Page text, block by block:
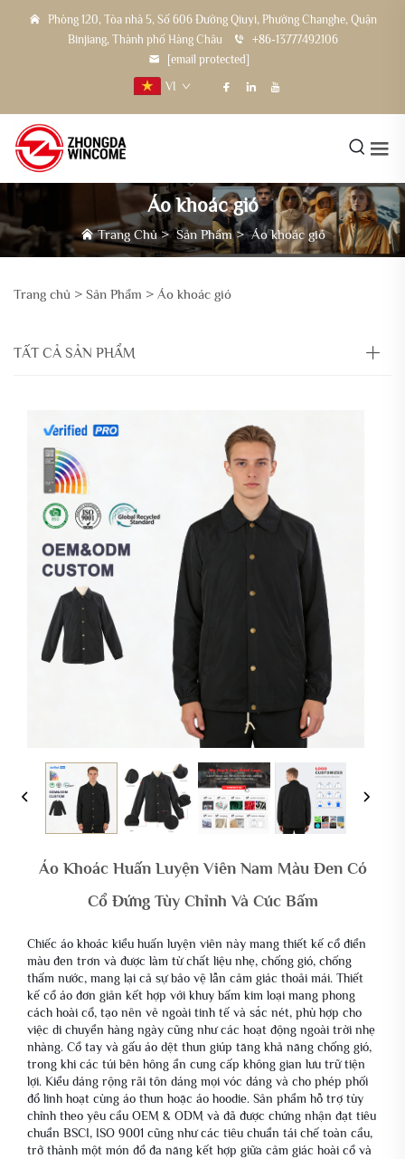
Phòng 120, Tòa nhà 5, Số 606 Đường Qiuyi, Phường Changhe, Quận
Binjiang, Thành phố Hàng Châu
+86-13777492106
[email protected]
VI
Áo khoác gió
Trang Chủ>Sản Phẩm>Áo khoác gió
Trang chủ > Sản Phẩm > Áo khoác gió
TẤT CẢ SẢN PHẨM
Áo Khoác Huấn Luyện Viên Nam Màu Đen Có
Cổ Đứng Tùy Chỉnh Và Cúc Bấm
Chiếc áo khoác kiểu huấn luyện viên này mang thiết kế cổ điển
màu đen trơn và được làm từ chất liệu nhẹ, chống gió, chống
thấm nước, mang lại cả sự bảo vệ lẫn cảm giác thoải mái. Thiết
kế cổ áo đơn giản kết hợp với khuy bấm kim loại mang phong
cách hoài cổ, tạo nên vẻ ngoài tinh tế và sắc nét, phù hợp cho
việc di chuyển hàng ngày cũng như các hoạt động ngoài trời nhẹ
nhàng. Cổ tay và gấu áo dệt thun giúp tăng khả năng chống gió,
trong khi các túi bên hông ẩn cung cấp không gian lưu trữ tiện
lợi. Kiểu dáng rộng rãi tôn dáng mọi vóc dáng và cho phép phối
đồ linh hoạt cùng áo thun hoặc áo hoodie. Sản phẩm hỗ trợ tùy
chỉnh theo yêu cầu OEM & ODM và đã được chứng nhận đạt tiêu
chuẩn BSCI, ISO 9001 cũng như các tiêu chuẩn tái chế toàn cầu,
trở thành một món đồ đa năng kết hợp giữa cảm giác hoài cổ và